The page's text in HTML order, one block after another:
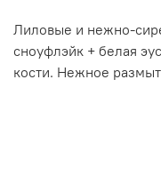
Лиловые и нежно-
сноуфлэйк + белая
кости. Нежное